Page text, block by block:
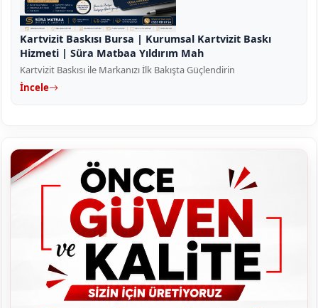
Kartvizit Baskısı Bursa | Kurumsal Kartvizit Baskı
Hizmeti | Süra Matbaa Yıldırım Mah
Kartvizit Baskısı ile Markanızı İlk Bakışta Güçlendirin
İncele